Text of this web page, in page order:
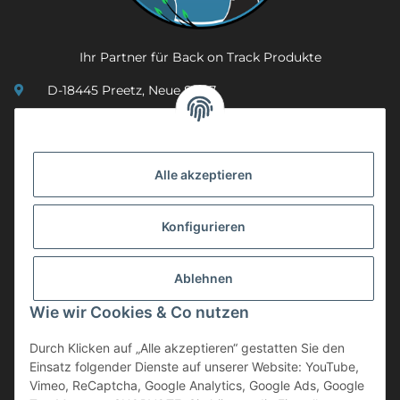
Alle akzeptieren
Konfigurieren
Ablehnen
Wie wir Cookies & Co nutzen
Durch Klicken auf „Alle akzeptieren“ gestatten Sie den
Einsatz folgender Dienste auf unserer Website: YouTube,
Vimeo, ReCaptcha, Google Analytics, Google Ads, Google
Ihr Partner für Back on Track Produkte
D-18445 Preetz, Neue Str. 7
info@mobility-in-harmony.de
Informationen
Back on Track
ZAHLUNGSMETHODEN